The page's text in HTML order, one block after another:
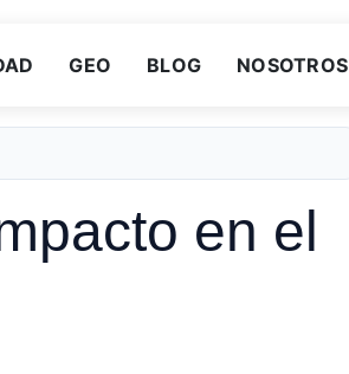
GEO BLOG NOSOTROS
en el